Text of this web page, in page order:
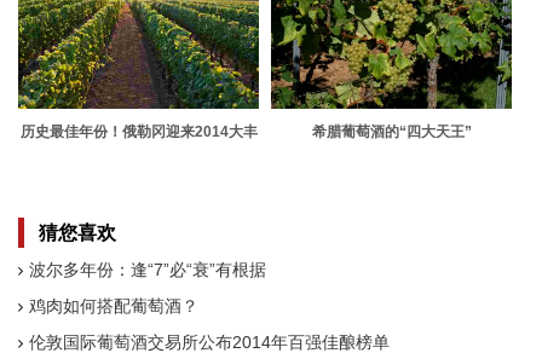
历史最佳年份！俄勒冈迎来2014大丰
希腊葡萄酒的“四大天王”
猜您喜欢
波尔多年份：逢“7”必“衰”有根据
鸡肉如何搭配葡萄酒？
伦敦国际葡萄酒交易所公布2014年百强佳酿榜单